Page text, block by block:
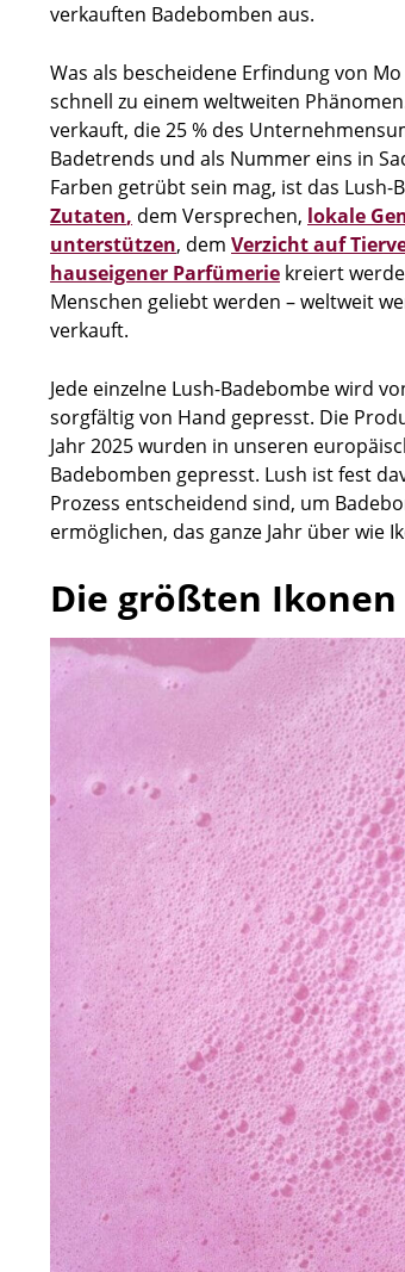
verkauften Badebomben aus.
Was als bescheidene Erfindung von
schnell zu einem weltweiten
verkauft, die 25 % des
Badetrends und als Nummer eins in
Farben getrübt sein mag, ist das
Zutaten, dem Versprechen, lokale
unterstützen, dem Verzicht auf
hauseigener Parfümerie kreiert
Menschen geliebt werden – weltweit
verkauft.
Jede einzelne Lush-Badebombe wird
sorgfältig von Hand gepresst. Die
Jahr 2025 wurden in unseren
Badebomben gepresst. Lush ist fest
Prozess entscheidend sind, um
ermöglichen, das ganze Jahr über wie
Die größten Ikonen